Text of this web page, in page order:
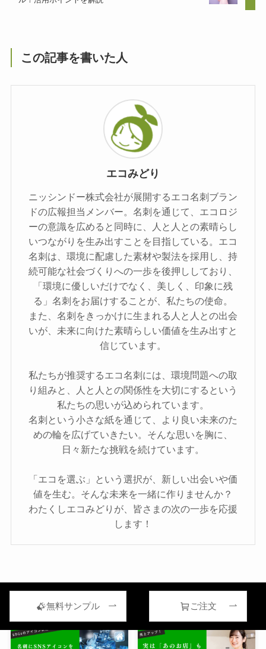
この記事を書いた人
エコみどり
ニッシンドー株式会社が展開するエコ名刺ブラン
ドの広報担当メンバー。名刺を通じて、エコロジ
ーの意識を広めると同時に、人と人との素晴らし
いつながりを生み出すことを目指している。エコ
名刺は、環境に配慮した素材や製法を採用し、持
続可能な社会づくりへの一歩を後押ししており、
「環境に優しいだけでなく、美しく、印象に残
る」名刺をお届けすることが、私たちの使命。
また、名刺をきっかけに生まれる人と人との出会
いが、未来に向けた素晴らしい価値を生み出すと
信じています。
私たちが推奨するエコ名刺には、環境問題への取
り組みと、人と人との関係性を大切にするという
私たちの思いが込められています。
名刺という小さな紙を通じて、より良い未来のた
めの輪を広げていきたい。そんな思いを胸に、
日々新たな挑戦を続けています。
「エコを選ぶ」という選択が、新しい出会いや価
値を生む。そんな未来を一緒に作りませんか？
わたくしエコみどりが、皆さまの次の一歩を応援
します！
関連記事
無料サンプル ご注文